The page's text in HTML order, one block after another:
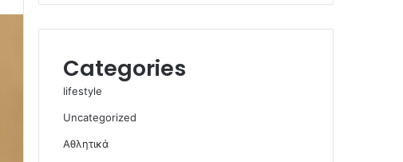
Categories
lifestyle
Uncategorized
Αθλητικά